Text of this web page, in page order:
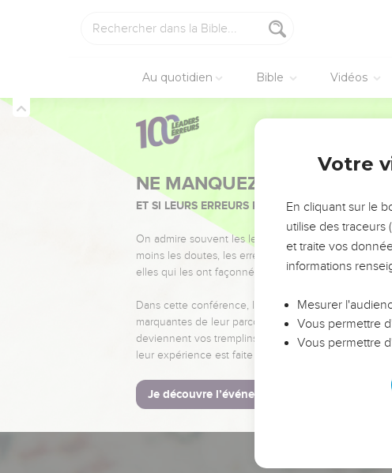
Au quotidien Bible Vidéos
NE MANQUEZ PAS
ET SI LEURS ERREURS POUVAIENT VOUS ÉVITER
On admire souvent les leaders pour leurs réussites,
moins les doutes, les erreurs et les saisons difficiles
elles qui les ont façonnés.
Dans cette conférence, leaders, entrepreneurs, et
marquantes de leur parcours et les clés pour
deviennent vos tremplins. Que vous guidiez un
leur expérience est faite pour vous.
Je découvre l’événement
Votre
En cliquant sur le
utilise des
et traite vos
informations
Mesurer
Vous permettre
Vous permettre